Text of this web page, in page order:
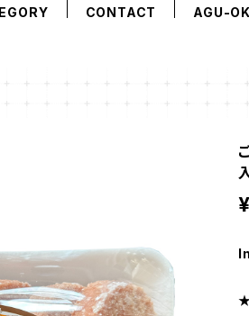
CONTACT AGU-
★